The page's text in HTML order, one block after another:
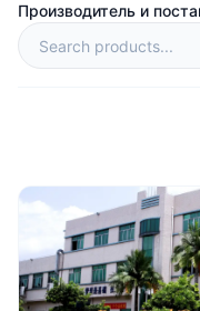
Производитель и
на заказ в Китае